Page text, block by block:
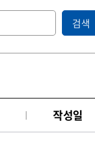
검색
작성일